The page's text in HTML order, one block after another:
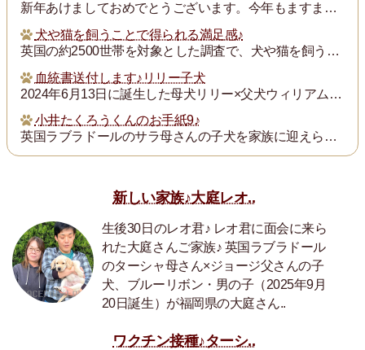
新年あけましておめでとうございます。今年もますます御健勝のこととお慶び申し上げます。また昨年は格別のご厚誼にあずかり、厚く御礼申し上げます。
犬や猫を飼うことで得られる満足感♪
英国の約2500世帯を対象とした調査で、犬や猫を飼うことで得られる満足度は、年収が7万ポンド（約1300万円）増えるのと同じとされたそうです。犬猫を飼っている人...
血統書送付します♪リリー子犬
2024年6月13日に誕生した母犬リリー×父犬ウィリアム子犬のの血統書を飼い主の皆様にお送りいたします。
小井たくろうくんのお手紙9♪
英国ラブラドールのサラ母さんの子犬を家族に迎えられた三重県の小井様は、子犬を「たくろう」と名付け楽しく暮らしておられます。このたび小井様からお写真とお手紙をいた...
新しい家族♪大庭レオ..
生後30日のレオ君♪ レオ君に面会に来ら
れた大庭さんご家族♪ 英国ラブラドール
のターシャ母さん×ジョージ父さんの子
犬、ブルーリボン・男の子（2025年9月
20日誕生）が福岡県の大庭さん..
ワクチン接種♪ターシ..